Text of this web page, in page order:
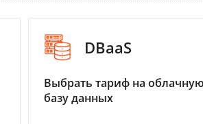
DBaaS
Выбрать тариф на
базу данных